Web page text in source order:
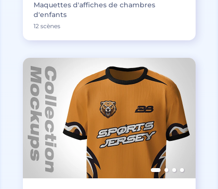
Maquettes d'affiches de chambres
d'enfants
12 scènes